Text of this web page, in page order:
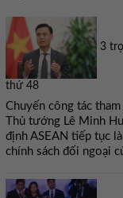
3
thứ 48
Chuyến công tác
Thủ tướng Lê Minh
định ASEAN tiếp tục
chính sách đối ngoại